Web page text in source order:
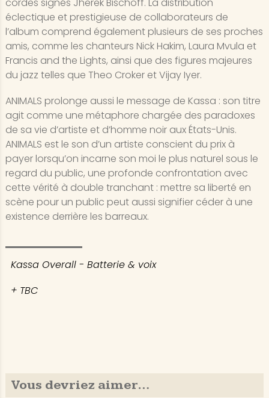
éclectique et prestigieuse de collaborateurs de
l’album comprend également plusieurs de ses proches
amis, comme les chanteurs Nick Hakim, Laura Mvula et
Francis and the Lights, ainsi que des figures majeures
du jazz telles que Theo Croker et Vijay Iyer.
ANIMALS prolonge aussi le message de Kassa : son titre
agit comme une métaphore chargée des paradoxes
de sa vie d’artiste et d’homme noir aux États-Unis.
ANIMALS est le son d’un artiste conscient du prix à
payer lorsqu’on incarne son moi le plus naturel sous le
regard du public, une profonde confrontation avec
cette vérité à double tranchant : mettre sa liberté en
scène pour un public peut aussi signifier céder à une
existence derrière les barreaux.
Kassa Overall - Batterie & voix
+ TBC
Vous devriez aimer…